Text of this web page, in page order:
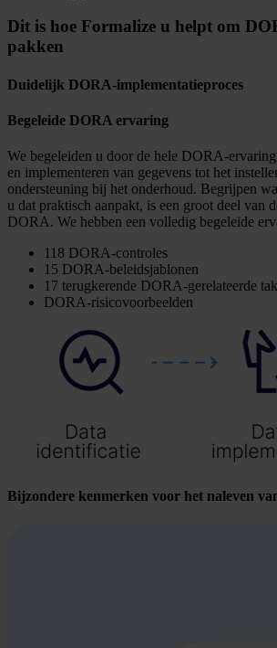
Dit is hoe Formalize u helpt om
pakken
Duidelijk DORA-implementatieproces
Begeleide DORA ervaring
We begeleiden u door de hele DORA-
en implementeren van gegevens tot het
ondersteuning bij het onderhoud. Begrijpen
u dat praktisch aanpakt, is een groot deel van
DORA. We hebben een volledig begeleide
118 DORA-controles
15 DORA-beleidsjablonen
17 terugkerende DORA-gerelateerde
DORA-risicovoorbeelden
Bijzondere kenmerken voor het naleven